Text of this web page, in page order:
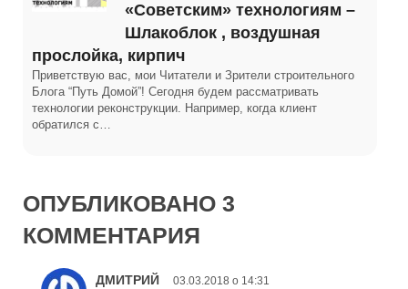
«Советским» технологиям –
Шлакоблок , воздушная
прослойка, кирпич
Приветствую вас, мои Читатели и Зрители строительного
Блога “Путь Домой”! Сегодня будем рассматривать
технологии реконструкции. Например, когда клиент
обратился с…
ОПУБЛИКОВАНО 3
КОММЕНТАРИЯ
ДМИТРИЙ 03.03.2018 о 14:31